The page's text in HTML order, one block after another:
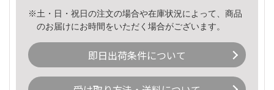
※土・日・祝日の注文の場合や在庫状況によって、商品
のお届けにお時間をいただく場合がございます。
即日出荷条件について